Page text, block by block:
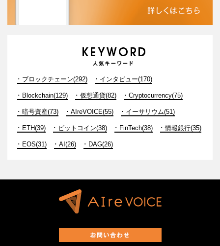
ブロックチェーン(292) インタビュー(170)
Blockchain(129) 仮想通貨(82) Cryptocurrency(75)
暗号資産(73) AIreVOICE(55) イーサリウム(51)
ETH(39) ビットコイン(38) FinTech(38) 情報銀行(35)
EOS(31) AI(26) DAG(26)